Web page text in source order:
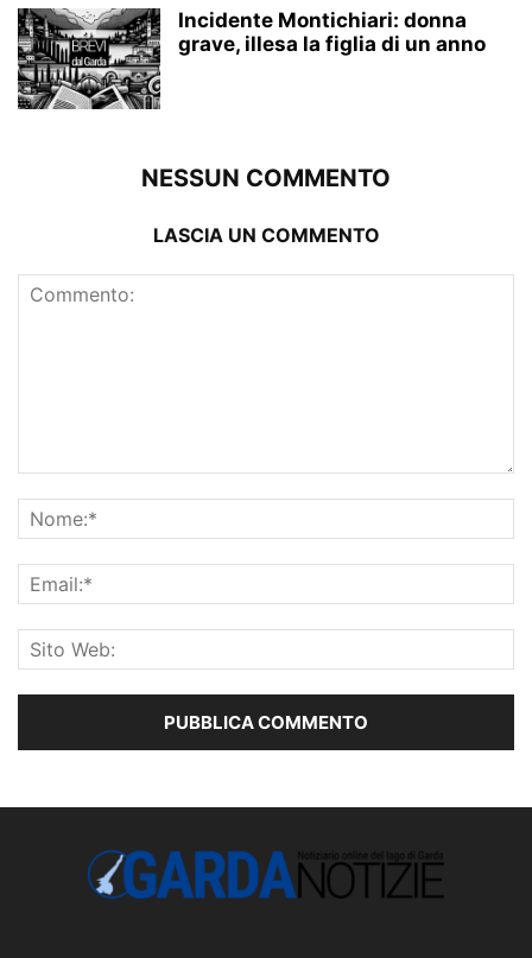
Incidente Montichiari: donna
grave, illesa la figlia di un anno
NESSUN COMMENTO
LASCIA UN COMMENTO